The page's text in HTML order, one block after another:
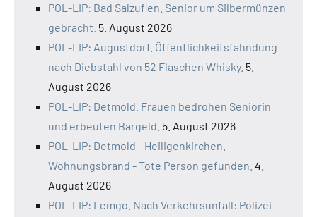
POL-LIP: Bad Salzuflen. Senior um Silbermünzen
gebracht. 5. August 2026
POL-LIP: Augustdorf. Öffentlichkeitsfahndung
nach Diebstahl von 52 Flaschen Whisky. 5.
August 2026
POL-LIP: Detmold. Frauen bedrohen Seniorin
und erbeuten Bargeld. 5. August 2026
POL-LIP: Detmold - Heiligenkirchen.
Wohnungsbrand - Tote Person gefunden. 4.
August 2026
POL-LIP: Lemgo. Nach Verkehrsunfall: Polizei